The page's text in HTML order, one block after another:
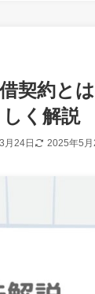
契約と
く解説
月24日 2025年5月